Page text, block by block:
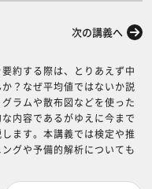
次の講義へ
約する際は、とりあえず中
？なぜ平均値ではないか説
ラムや散布図などを使った
内容であるがゆえに今まで
ます。本講義では検定や推
グや予備的解析についても